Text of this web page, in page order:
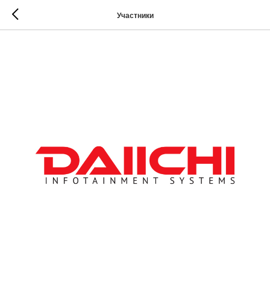
Участники